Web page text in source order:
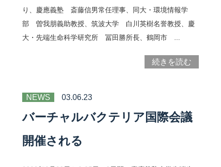
り、慶應義塾 斎藤信男常任理事、同大・環境情報学
部 曽我朋義助教授、筑波大学 白川英樹名誉教授、慶
大・先端生命科学研究所 冨田勝所長、鶴岡市 ...
続きを読む
NEWS 03.06.23
バーチャルバクテリア国際会議
開催される